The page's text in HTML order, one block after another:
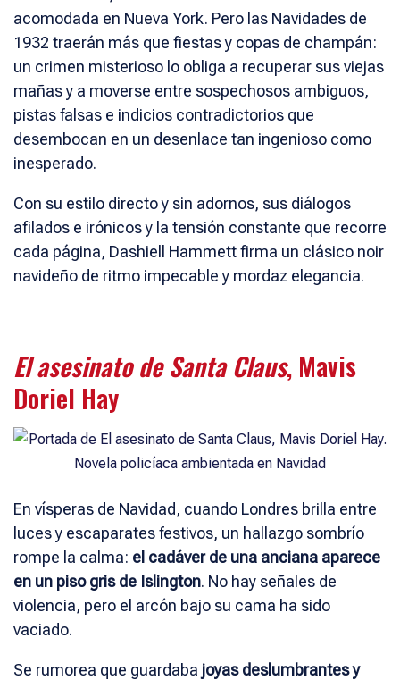
acomodada en Nueva York. Pero las Navidades de
1932 traerán más que fiestas y copas de champán:
un crimen misterioso lo obliga a recuperar sus viejas
mañas y a moverse entre sospechosos ambiguos,
pistas falsas e indicios contradictorios que
desembocan en un desenlace tan ingenioso como
inesperado.
Con su estilo directo y sin adornos, sus diálogos
afilados e irónicos y la tensión constante que recorre
cada página, Dashiell Hammett firma un clásico noir
navideño de ritmo impecable y mordaz elegancia.
El asesinato de Santa Claus, Mavis
Doriel Hay
En vísperas de Navidad, cuando Londres brilla entre
luces y escaparates festivos, un hallazgo sombrío
rompe la calma: el cadáver de una anciana aparece
en un piso gris de Islington. No hay señales de
violencia, pero el arcón bajo su cama ha sido
vaciado.
Se rumorea que guardaba joyas deslumbrantes y